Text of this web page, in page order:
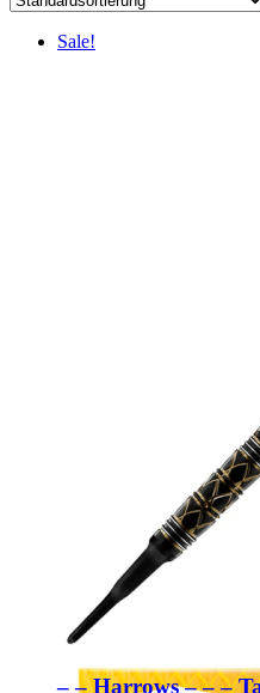
Sale!
– – Harrows – – –